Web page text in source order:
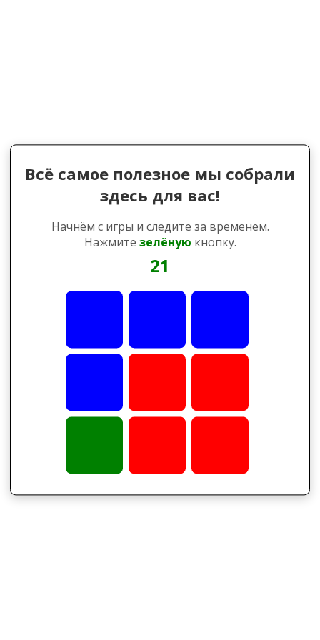
Всё самое полезное мы собрали
здесь для вас!
Начнём с игры и следите за временем.
Нажмите зелёную кнопку.
21